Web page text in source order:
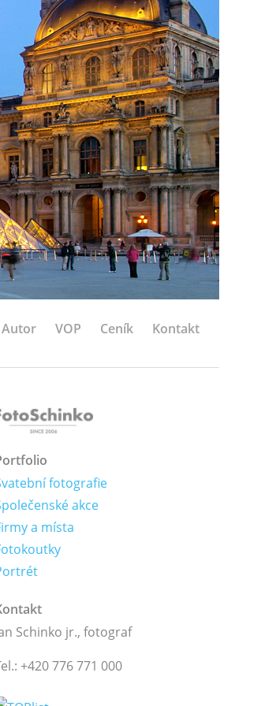
Autor VOP Ceník Kontakt
fotografie
akce
a místa
Schinko jr., fotograf
+420 776 771 000